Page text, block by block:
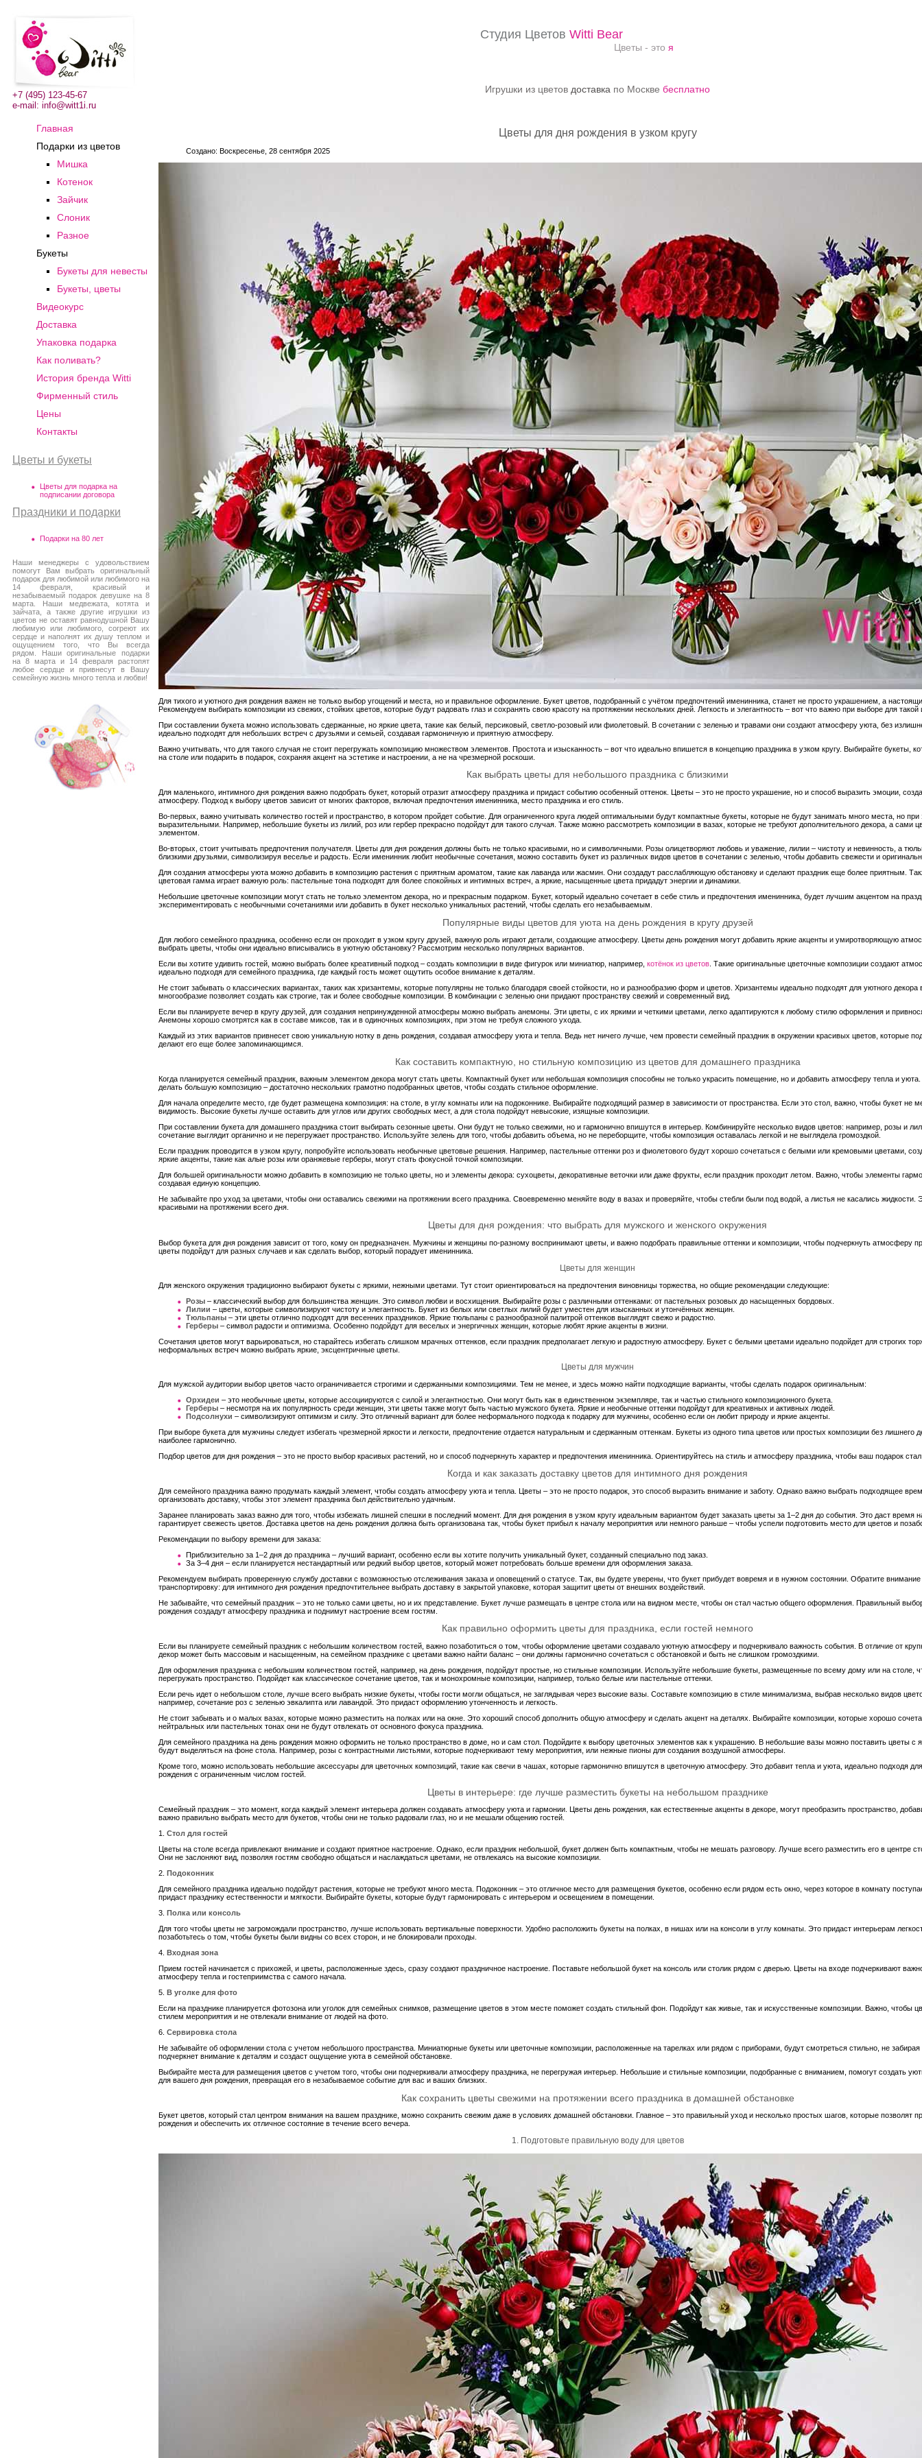
+7 (495) 123-45-67
e-mail: info@witt1i.ru
Студия Цветов Witti Bear
Цветы - это я
Игрушки из цветов доставка по Москве бесплатно
Главная
Подарки из цветов
Мишка
Котенок
Зайчик
Слоник
Разное
Букеты
Букеты для невесты
Букеты, цветы
Видеокурс
Доставка
Упаковка подарка
Как поливать?
История бренда Witti
Фирменный стиль
Цены
Контакты
Цветы и букеты
Цветы для подарка на
подписании договора
Праздники и подарки
Подарки на 80 лет
Наши менеджеры с удовольствием
помогут Вам выбрать оригинальный
подарок для любимой или любимого на
14 февраля, красивый и
незабываемый подарок девушке на 8
марта. Наши медвежата, котята и
зайчата, а также другие игрушки из
цветов не оставят равнодушной Вашу
любимую или любимого, согреют их
сердце и наполнят их душу теплом и
ощущением того, что Вы всегда
рядом. Наши оригинальные подарки
на 8 марта и 14 февраля растопят
любое сердце и привнесут в Вашу
семейную жизнь много тепла и любви!
Цветы для дня рождения в узком кругу
Создано: Воскресенье, 28 сентября 2025
Для тихого и уютного дня рождения важен не только выбор угощений и места, но и правильное оформление. Букет цветов, подобранный с учётом предпочтений именинника, станет не просто украшением, а
Рекомендуем выбирать композиции из свежих, стойких цветов, которые будут радовать глаз и сохранять свою красоту на протяжении нескольких дней. Легкость и элегантность – вот что важно при выборе для
При составлении букета можно использовать сдержанные, но яркие цвета, такие как белый, персиковый, светло-розовый или фиолетовый. В сочетании с зеленью и травами они создают атмосферу уюта, без
идеально подходят для небольших встреч с друзьями и семьей, создавая гармоничную и приятную атмосферу.
Важно учитывать, что для такого случая не стоит перегружать композицию множеством элементов. Простота и изысканность – вот что идеально впишется в концепцию праздника в узком кругу. Выбирайте букеты,
на столе или подарить в подарок, сохраняя акцент на эстетике и настроении, а не на чрезмерной роскоши.
Как выбрать цветы для небольшого праздника с близкими
Для маленького, интимного дня рождения важно подобрать букет, который отразит атмосферу праздника и придаст событию особенный оттенок. Цветы – это не просто украшение, но и способ выразить эмоции,
атмосферу. Подход к выбору цветов зависит от многих факторов, включая предпочтения именинника, место праздника и его стиль.
Во-первых, важно учитывать количество гостей и пространство, в котором пройдет событие. Для ограниченного круга людей оптимальными будут компактные букеты, которые не будут занимать много места, но
выразительными. Например, небольшие букеты из лилий, роз или гербер прекрасно подойдут для такого случая. Также можно рассмотреть композиции в вазах, которые не требуют дополнительного декора, а сами
элементом.
Во-вторых, стоит учитывать предпочтения получателя. Цветы для дня рождения должны быть не только красивыми, но и символичными. Розы олицетворяют любовь и уважение, лилии – чистоту и невинность, а
близкими друзьями, символизируя веселье и радость. Если именинник любит необычные сочетания, можно составить букет из различных видов цветов в сочетании с зеленью, чтобы добавить свежести и
Для создания атмосферы уюта можно добавить в композицию растения с приятным ароматом, такие как лаванда или жасмин. Они создадут расслабляющую обстановку и сделают праздник еще более приятным.
цветовая гамма играет важную роль: пастельные тона подходят для более спокойных и интимных встреч, а яркие, насыщенные цвета придадут энергии и динамики.
Небольшие цветочные композиции могут стать не только элементом декора, но и прекрасным подарком. Букет, который идеально сочетает в себе стиль и предпочтения именинника, будет лучшим акцентом на
экспериментировать с необычными сочетаниями или добавить в букет несколько уникальных растений, чтобы сделать его незабываемым.
Популярные виды цветов для уюта на день рождения в кругу друзей
Для любого семейного праздника, особенно если он проходит в узком кругу друзей, важную роль играют детали, создающие атмосферу. Цветы день рождения могут добавить яркие акценты и умиротворяющую
выбрать цветы, чтобы они идеально вписывались в уютную обстановку? Рассмотрим несколько популярных вариантов.
Если вы хотите удивить гостей, можно выбрать более креативный подход – создать композиции в виде фигурок или миниатюр, например, котёнок из цветов . Такие оригинальные цветочные композиции создают
идеально подходя для семейного праздника, где каждый гость может ощутить особое внимание к деталям.
Не стоит забывать о классических вариантах, таких как хризантемы, которые популярны не только благодаря своей стойкости, но и разнообразию форм и цветов. Хризантемы идеально подходят для уютного декора
многообразие позволяет создать как строгие, так и более свободные композиции. В комбинации с зеленью они придают пространству свежий и современный вид.
Если вы планируете вечер в кругу друзей, для создания непринужденной атмосферы можно выбрать анемоны. Эти цветы, с их яркими и четкими цветами, легко адаптируются к любому стилю оформления и
Анемоны хорошо смотрятся как в составе миксов, так и в одиночных композициях, при этом не требуя сложного ухода.
Каждый из этих вариантов привнесет свою уникальную нотку в день рождения, создавая атмосферу уюта и тепла. Ведь нет ничего лучше, чем провести семейный праздник в окружении красивых цветов, которые
делают его еще более запоминающимся.
Как составить компактную, но стильную композицию из цветов для домашнего праздника
Когда планируется семейный праздник, важным элементом декора могут стать цветы. Компактный букет или небольшая композиция способны не только украсить помещение, но и добавить атмосферу тепла и
делать большую композицию – достаточно нескольких грамотно подобранных цветов, чтобы создать стильное оформление.
Для начала определите место, где будет размещена композиция: на столе, в углу комнаты или на подоконнике. Выбирайте подходящий размер в зависимости от пространства. Если это стол, важно, чтобы букет не
видимость. Высокие букеты лучше оставить для углов или других свободных мест, а для стола подойдут невысокие, изящные композиции.
При составлении букета для домашнего праздника стоит выбирать сезонные цветы. Они будут не только свежими, но и гармонично впишутся в интерьер. Комбинируйте несколько видов цветов: например, розы и
сочетание выглядит органично и не перегружает пространство. Используйте зелень для того, чтобы добавить объема, но не переборщите, чтобы композиция оставалась легкой и не выглядела громоздкой.
Если праздник проводится в узком кругу, попробуйте использовать необычные цветовые решения. Например, пастельные оттенки роз и фиолетового будут хорошо сочетаться с белыми или кремовыми цветами,
яркие акценты, такие как алые розы или оранжевые герберы, могут стать фокусной точкой композиции.
Для большей оригинальности можно добавить в композицию не только цветы, но и элементы декора: сухоцветы, декоративные веточки или даже фрукты, если праздник проходит летом. Важно, чтобы элементы
создавая единую концепцию.
Не забывайте про уход за цветами, чтобы они оставались свежими на протяжении всего праздника. Своевременно меняйте воду в вазах и проверяйте, чтобы стебли были под водой, а листья не касались жидкости.
красивыми на протяжении всего дня.
Цветы для дня рождения: что выбрать для мужского и женского окружения
Выбор букета для дня рождения зависит от того, кому он предназначен. Мужчины и женщины по-разному воспринимают цветы, и важно подобрать правильные оттенки и композиции, чтобы подчеркнуть атмосферу
цветы подойдут для разных случаев и как сделать выбор, который порадует именинника.
Цветы для женщин
Для женского окружения традиционно выбирают букеты с яркими, нежными цветами. Тут стоит ориентироваться на предпочтения виновницы торжества, но общие рекомендации следующие:
Розы – классический выбор для большинства женщин. Это символ любви и восхищения. Выбирайте розы с различными оттенками: от пастельных розовых до насыщенных бордовых.
Лилии – цветы, которые символизируют чистоту и элегантность. Букет из белых или светлых лилий будет уместен для изысканных и утончённых женщин.
Тюльпаны – эти цветы отлично подходят для весенних праздников. Яркие тюльпаны с разнообразной палитрой оттенков выглядят свежо и радостно.
Герберы – символ радости и оптимизма. Особенно подойдут для веселых и энергичных женщин, которые любят яркие акценты в жизни.
Сочетания цветов могут варьироваться, но старайтесь избегать слишком мрачных оттенков, если праздник предполагает легкую и радостную атмосферу. Букет с белыми цветами идеально подойдет для строгих
неформальных встреч можно выбрать яркие, эксцентричные цветы.
Цветы для мужчин
Для мужской аудитории выбор цветов часто ограничивается строгими и сдержанными композициями. Тем не менее, и здесь можно найти подходящие варианты, чтобы сделать подарок оригинальным:
Орхидеи – это необычные цветы, которые ассоциируются с силой и элегантностью. Они могут быть как в единственном экземпляре, так и частью стильного композиционного букета.
Герберы – несмотря на их популярность среди женщин, эти цветы также могут быть частью мужского букета. Яркие и необычные оттенки подойдут для креативных и активных людей.
Подсолнухи – символизируют оптимизм и силу. Это отличный вариант для более неформального подхода к подарку для мужчины, особенно если он любит природу и яркие акценты.
При выборе букета для мужчины следует избегать чрезмерной яркости и легкости, предпочтение отдается натуральным и сдержанным оттенкам. Букеты из одного типа цветов или простых композиции без лишнего
наиболее гармонично.
Подбор цветов для дня рождения – это не просто выбор красивых растений, но и способ подчеркнуть характер и предпочтения именинника. Ориентируйтесь на стиль и атмосферу праздника, чтобы ваш подарок
Когда и как заказать доставку цветов для интимного дня рождения
Для семейного праздника важно продумать каждый элемент, чтобы создать атмосферу уюта и тепла. Цветы – это не просто подарок, это способ выразить внимание и заботу. Однако важно выбрать подходящее
организовать доставку, чтобы этот элемент праздника был действительно удачным.
Заранее планировать заказ важно для того, чтобы избежать лишней спешки в последний момент. Для дня рождения в узком кругу идеальным вариантом будет заказать цветы за 1–2 дня до события. Это даст время
гарантирует свежесть цветов. Доставка цветов на день рождения должна быть организована так, чтобы букет прибыл к началу мероприятия или немного раньше – чтобы успели подготовить место для цветов и
Рекомендации по выбору времени для заказа:
Приблизительно за 1–2 дня до праздника – лучший вариант, особенно если вы хотите получить уникальный букет, созданный специально под заказ.
За 3–4 дня – если планируется нестандартный или редкий выбор цветов, который может потребовать больше времени для оформления заказа.
Рекомендуем выбирать проверенную службу доставки с возможностью отслеживания заказа и оповещений о статусе. Так, вы будете уверены, что букет прибудет вовремя и в нужном состоянии. Обратите внимание
транспортировку: для интимного дня рождения предпочтительнее выбрать доставку в закрытой упаковке, которая защитит цветы от внешних воздействий.
Не забывайте, что семейный праздник – это не только сами цветы, но и их представление. Букет лучше размещать в центре стола или на видном месте, чтобы он стал частью общего оформления. Правильный
рождения создадут атмосферу праздника и поднимут настроение всем гостям.
Как правильно оформить цветы для праздника, если гостей немного
Если вы планируете семейный праздник с небольшим количеством гостей, важно позаботиться о том, чтобы оформление цветами создавало уютную атмосферу и подчеркивало важность события. В отличие от
декор может быть массовым и насыщенным, на семейном празднике с цветами важно найти баланс – они должны гармонично сочетаться с обстановкой и быть не слишком громоздкими.
Для оформления праздника с небольшим количеством гостей, например, на день рождения, подойдут простые, но стильные композиции. Используйте небольшие букеты, размещенные по всему дому или на столе,
перегружать пространство. Подойдет как классическое сочетание цветов, так и монохромные композиции, например, только белые или пастельные оттенки.
Если речь идет о небольшом столе, лучше всего выбрать низкие букеты, чтобы гости могли общаться, не заглядывая через высокие вазы. Составьте композицию в стиле минимализма, выбрав несколько видов
например, сочетание роз с зеленью эвкалипта или лавандой. Это придаст оформлению утонченность и легкость.
Не стоит забывать и о малых вазах, которые можно разместить на полках или на окне. Это хороший способ дополнить общую атмосферу и сделать акцент на деталях. Выбирайте композиции, которые хорошо
нейтральных или пастельных тонах они не будут отвлекать от основного фокуса праздника.
Для семейного праздника на день рождения можно оформить не только пространство в доме, но и сам стол. Подойдите к выбору цветочных элементов как к украшению. В небольшие вазы можно поставить цветы с
будут выделяться на фоне стола. Например, розы с контрастными листьями, которые подчеркивают тему мероприятия, или нежные пионы для создания воздушной атмосферы.
Кроме того, можно использовать небольшие аксессуары для цветочных композиций, такие как свечи в чашах, которые гармонично впишутся в цветочную атмосферу. Это добавит тепла и уюта, идеально подходя
рождения с ограниченным числом гостей.
Цветы в интерьере: где лучше разместить букеты на небольшом празднике
Семейный праздник – это момент, когда каждый элемент интерьера должен создавать атмосферу уюта и гармонии. Цветы день рождения, как естественные акценты в декоре, могут преобразить пространство,
важно правильно выбрать место для букетов, чтобы они не только радовали глаз, но и не мешали общению гостей.
1. Стол для гостей
Цветы на столе всегда привлекают внимание и создают приятное настроение. Однако, если праздник небольшой, букет должен быть компактным, чтобы не мешать разговору. Лучше всего разместить его в центре
Они не заслоняют вид, позволяя гостям свободно общаться и наслаждаться цветами, не отвлекаясь на высокие композиции.
2.
Подоконник
Для семейного праздника идеально подойдут растения, которые не требуют много места. Подоконник – это отличное место для размещения букетов, особенно если рядом есть окно, через которое в комнату
придаст празднику естественности и мягкости. Выбирайте букеты, которые будут гармонировать с интерьером и освещением в помещении.
3.
Полка или консоль
Для того чтобы цветы не загромождали пространство, лучше использовать вертикальные поверхности. Удобно расположить букеты на полках, в нишах или на консоли в углу комнаты. Это придаст интерьерам
позаботьтесь о том, чтобы букеты были видны со всех сторон, и не блокировали проходы.
4.
Входная зона
Прием гостей начинается с прихожей, и цветы, расположенные здесь, сразу создают праздничное настроение. Поставьте небольшой букет на консоль или столик рядом с дверью. Цветы на входе подчеркивают
атмосферу тепла и гостеприимства с самого начала.
5.
В уголке для фото
Если на празднике планируется фотозона или уголок для семейных снимков, размещение цветов в этом месте поможет создать стильный фон. Подойдут как живые, так и искусственные композиции. Важно, чтобы
стилем мероприятия и не отвлекали внимание от людей на фото.
6. Сервировка стола
Не забывайте об оформлении стола с учетом небольшого пространства. Миниатюрные букеты или цветочные композиции, расположенные на тарелках или рядом с приборами, будут смотреться стильно, не
подчеркнет внимание к деталям и создаст ощущение уюта в семейной обстановке.
Выбирайте места для размещения цветов с учетом того, чтобы они подчеркивали атмосферу праздника, не перегружая интерьер. Небольшие и стильные композиции, подобранные с вниманием, помогут создать
для вашего дня рождения, превращая его в незабываемое событие для вас и ваших близких.
Как сохранить цветы свежими на протяжении всего праздника в домашней обстановке
Букет цветов, который стал центром внимания на вашем празднике, можно сохранить свежим даже в условиях домашней обстановки. Главное – это правильный уход и несколько простых шагов, которые позволят
рождения и обеспечить их отличное состояние в течение всего вечера.
1. Подготовьте правильную воду для цветов